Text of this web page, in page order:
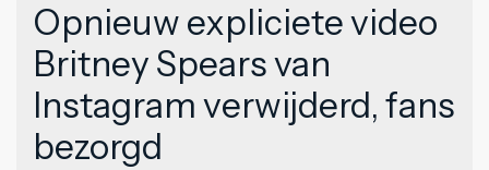
Opnieuw expliciete video
Britney Spears van
Instagram verwijderd, fans
bezorgd